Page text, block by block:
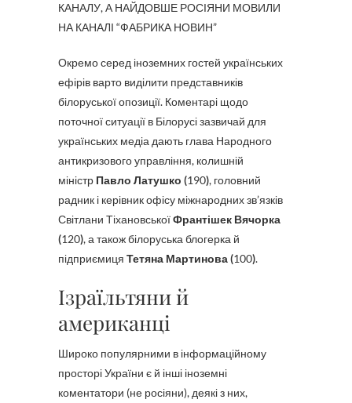
КАНАЛУ, А НАЙДОВШЕ РОСІЯНИ МОВИЛИ
НА КАНАЛІ “ФАБРИКА НОВИН”
Окремо серед іноземних гостей українських
ефірів варто виділити представників
білоруської опозиції. Коментарі щодо
поточної ситуації в Білорусі зазвичай для
українських медіа дають глава Народного
антикризового управління, колишній
міністр Павло Латушко (190), головний
радник і керівник офісу міжнародних зв’язків
Світлани ТіхановськоїФрантішек Вячорка
(120), а також білоруська блогерка й
підприємиця Тетяна Мартинова (100).
Ізраїльтяни й
американці
Широко популярними в інформаційному
просторі України є й інші іноземні
коментатори (не росіяни), деякі з них,